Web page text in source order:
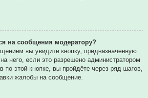
на сообщения модератору?
вы увидите кнопку, предназначенную
него, если это разрешено администратором
этой кнопке, вы пройдёте через ряд шагов,
жалобы на сообщение.